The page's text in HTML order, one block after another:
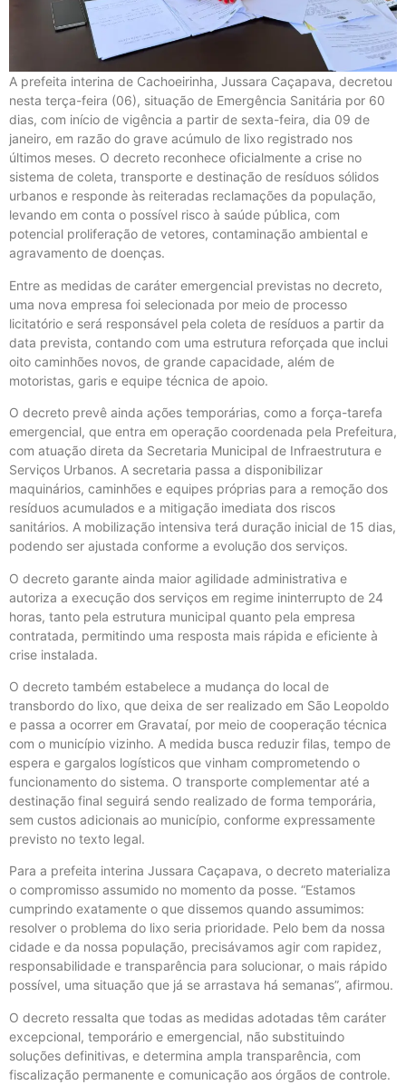
A prefeita interina de Cachoeirinha, Jussara Caçapava, decretou
nesta terça-feira (06), situação de Emergência Sanitária por 60
dias, com início de vigência a partir de sexta-feira, dia 09 de
janeiro, em razão do grave acúmulo de lixo registrado nos
últimos meses. O decreto reconhece oficialmente a crise no
sistema de coleta, transporte e destinação de resíduos sólidos
urbanos e responde às reiteradas reclamações da população,
levando em conta o possível risco à saúde pública, com
potencial proliferação de vetores, contaminação ambiental e
agravamento de doenças.
Entre as medidas de caráter emergencial previstas no decreto,
uma nova empresa foi selecionada por meio de processo
licitatório e será responsável pela coleta de resíduos a partir da
data prevista, contando com uma estrutura reforçada que inclui
oito caminhões novos, de grande capacidade, além de
motoristas, garis e equipe técnica de apoio.
O decreto prevê ainda ações temporárias, como a força-tarefa
emergencial, que entra em operação coordenada pela Prefeitura,
com atuação direta da Secretaria Municipal de Infraestrutura e
Serviços Urbanos. A secretaria passa a disponibilizar
maquinários, caminhões e equipes próprias para a remoção dos
resíduos acumulados e a mitigação imediata dos riscos
sanitários. A mobilização intensiva terá duração inicial de 15 dias,
podendo ser ajustada conforme a evolução dos serviços.
O decreto garante ainda maior agilidade administrativa e
autoriza a execução dos serviços em regime ininterrupto de 24
horas, tanto pela estrutura municipal quanto pela empresa
contratada, permitindo uma resposta mais rápida e eficiente à
crise instalada.
O decreto também estabelece a mudança do local de
transbordo do lixo, que deixa de ser realizado em São Leopoldo
e passa a ocorrer em Gravataí, por meio de cooperação técnica
com o município vizinho. A medida busca reduzir filas, tempo de
espera e gargalos logísticos que vinham comprometendo o
funcionamento do sistema. O transporte complementar até a
destinação final seguirá sendo realizado de forma temporária,
sem custos adicionais ao município, conforme expressamente
previsto no texto legal.
Para a prefeita interina Jussara Caçapava, o decreto materializa
o compromisso assumido no momento da posse. “Estamos
cumprindo exatamente o que dissemos quando assumimos:
resolver o problema do lixo seria prioridade. Pelo bem da nossa
cidade e da nossa população, precisávamos agir com rapidez,
responsabilidade e transparência para solucionar, o mais rápido
possível, uma situação que já se arrastava há semanas”, afirmou.
O decreto ressalta que todas as medidas adotadas têm caráter
excepcional, temporário e emergencial, não substituindo
soluções definitivas, e determina ampla transparência, com
fiscalização permanente e comunicação aos órgãos de controle.